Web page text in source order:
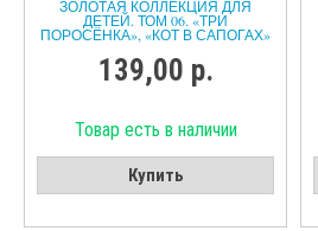
ЗОЛОТАЯ КОЛЛЕКЦИЯ ДЛЯ
ДЕТЕЙ. ТОМ 06. «ТРИ
ПОРОСЁНКА», «КОТ В САПОГАХ»
139,00 р.
Товар есть в наличии
Купить